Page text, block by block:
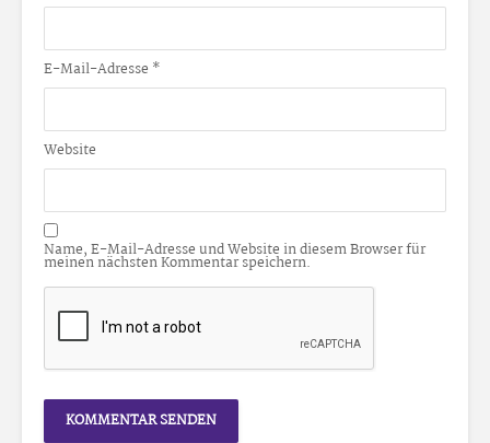
E-Mail-Adresse *
Website
Name, E-Mail-Adresse und Website in diesem Browser für
meinen nächsten Kommentar speichern.